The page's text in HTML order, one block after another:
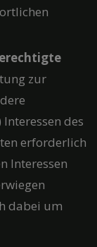
zur
des
erforderlich
Interessen
dabei um